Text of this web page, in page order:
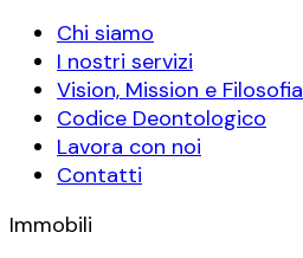
Chi siamo
I nostri servizi
Vision, Mission e Filosofia
Codice Deontologico
Lavora con noi
Contatti
Immobili